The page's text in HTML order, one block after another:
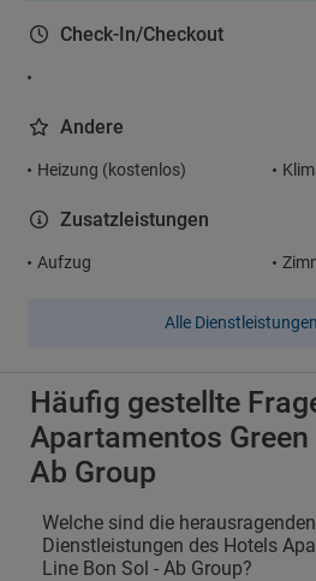
Check-In/Checkout
Andere
Heizung (kostenlos)
Zusatzleistungen
Aufzug
Alle
Häufig gestellte
Apartamentos Green
Ab Group
Welche sind die herausragenden
Dienstleistungen des Hotels
Line Bon Sol - Ab Group?